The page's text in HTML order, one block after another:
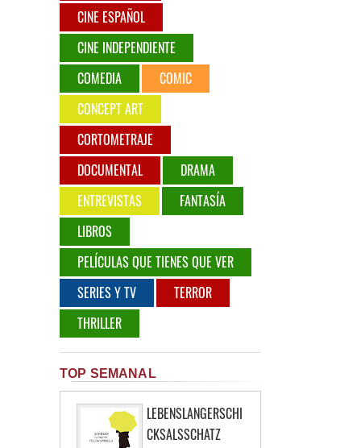
CINE ESPAÑOL
CINE INDEPENDIENTE
COMEDIA
COMIC
CONCEPT ART
CORTOMETRAJE
DOCUMENTAL
DRAMA
ENTREVISTAS
FANTASÍA
LIBROS
PELÍCULAS QUE TIENES QUE VER
SERIES Y TV
TERROR
THRILLER
TOP SEMANAL
LEBENSLANGERSCHI
CKSALSSCHATZ